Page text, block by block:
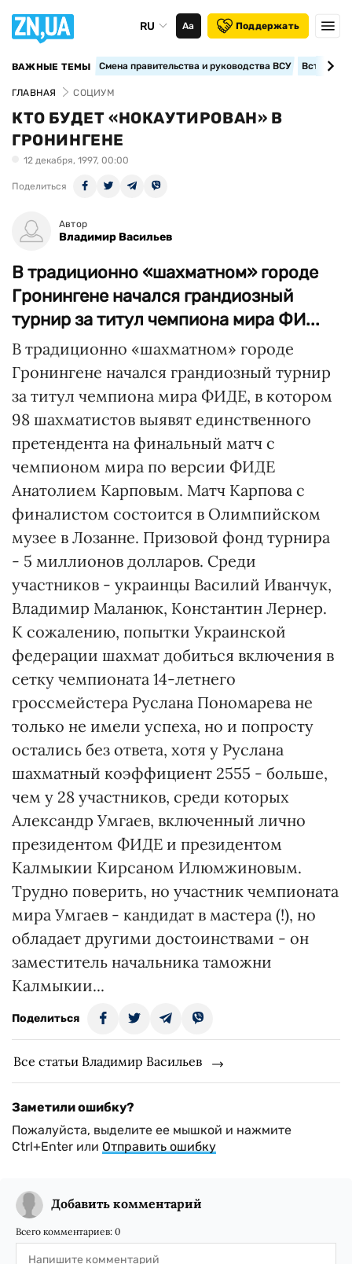
RU Аа Поддержать
ВАЖНЫЕ ТЕМЫ Смена правительства и руководства ВСУ
ГЛАВНАЯ СОЦИУМ
КТО БУДЕТ «НОКАУТИРОВАН» В
ГРОНИНГЕНЕ
12 декабря, 1997, 00:00
Поделиться
Автор
Владимир Васильев
В традиционно «шахматном» городе
Гронингене начался грандиозный
турнир за титул чемпиона мира ФИ...
В традиционно «шахматном» городе
Гронингене начался грандиозный турнир
за титул чемпиона мира ФИДЕ, в котором
98 шахматистов выявят единственного
претендента на финальный матч с
чемпионом мира по версии ФИДЕ
Анатолием Карповым. Матч Карпова с
финалистом состоится в Олимпийском
музее в Лозанне. Призовой фонд турнира
- 5 миллионов долларов. Среди
участников - украинцы Василий Иванчук,
Владимир Маланюк, Константин Лернер.
К сожалению, попытки Украинской
федерации шахмат добиться включения в
сетку чемпионата 14-летнего
гроссмейстера Руслана Пономарева не
только не имели успеха, но и попросту
остались без ответа, хотя у Руслана
шахматный коэффициент 2555 - больше,
чем у 28 участников, среди которых
Александр Умгаев, включенный лично
президентом ФИДЕ и президентом
Калмыкии Кирсаном Илюмжиновым.
Трудно поверить, но участник чемпионата
мира Умгаев - кандидат в мастера (!), но
обладает другими достоинствами - он
заместитель начальника таможни
Калмыкии...
Поделиться
Все статьи Владимир Васильев
Заметили ошибку?
Пожалуйста, выделите ее мышкой и нажмите
Ctrl+Enter или Отправить ошибку
Добавить комментарий
Всего комментариев: 0